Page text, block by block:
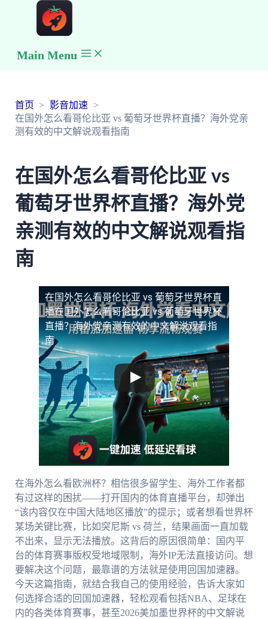
Main Menu
首页
影音加速
在国外怎么看哥伦比亚 vs 葡萄牙世界杯直播？海外党亲
测有效的中文解说观看指南
在国外怎么看哥伦比亚 vs
葡萄牙世界杯直播？海外党
亲测有效的中文解说观看指
南
在国外怎么看哥伦比亚 vs 葡萄牙世界杯直
播在国外怎么看哥伦比亚 vs 葡萄牙世界杯
直播？海外党亲测有效的中文解说观看指
南
在海外怎么看欧洲杯？相信很多留学生、海外工作者都
有过这样的困扰——打开国内的体育直播平台，却弹出
“该内容仅在中国大陆地区播放”的提示；或者想看世界杯
某场关键比赛，比如突尼斯 vs 荷兰，结果画面一直加载
不出来，显示无法播放。这背后的原因很简单：国内平
台的体育赛事版权受地域限制，海外IP无法直接访问。想
要解决这个问题，最靠谱的方法就是使用回国加速器。
今天这篇指南，就结合我自己的使用经验，告诉大家如
何选择合适的回国加速器，轻松观看包括NBA、足球在
内的各类体育赛事，甚至2026美加墨世界杯的中文解说